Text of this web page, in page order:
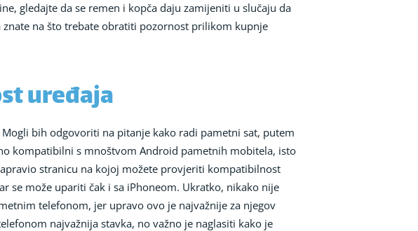
gledajte da se remen i kopča daju zamijeniti u slučaju da
na što trebate obratiti pozornost prilikom kupnje
uređaja
bih odgovoriti na pitanje kako radi pametni sat, putem
kompatibilni s mnoštvom Android pametnih mobitela, isto
stranicu na kojoj možete provjeriti kompatibilnost
se može upariti čak i sa iPhoneom. Ukratko, nikako nije
telefonom, jer upravo ovo je najvažnije za njegov
najvažnija stavka, no važno je naglasiti kako je